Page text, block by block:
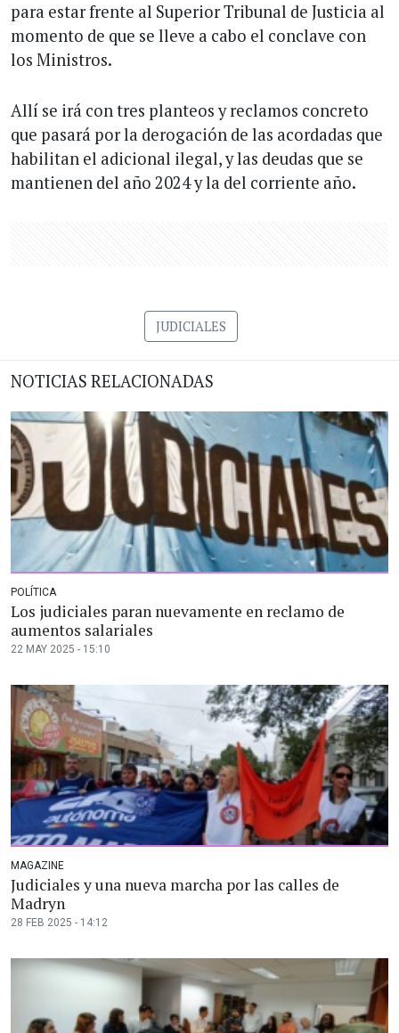
para estar frente al Superior Tribunal de Justicia al
momento de que se lleve a cabo el conclave con
los Ministros.
Allí se irá con tres planteos y reclamos concreto
que pasará por la derogación de las acordadas que
habilitan el adicional ilegal, y las deudas que se
mantienen del año 2024 y la del corriente año.
JUDICIALES
NOTICIAS RELACIONADAS
POLÍTICA
Los judiciales paran nuevamente en reclamo de
aumentos salariales
22 MAY 2025 - 15:10
MAGAZINE
Judiciales y una nueva marcha por las calles de
Madryn
28 FEB 2025 - 14:12